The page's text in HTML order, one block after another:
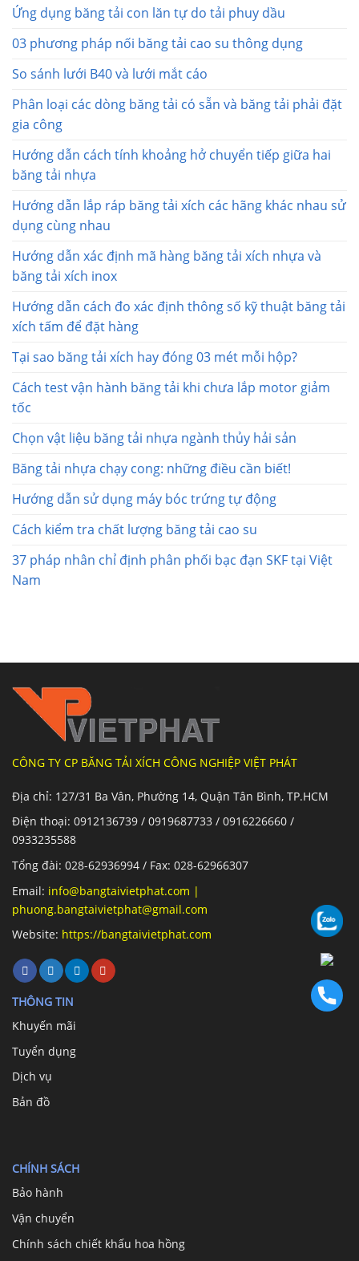
Ứng dụng băng tải con lăn tự do tải phuy dầu
03 phương pháp nối băng tải cao su thông dụng
So sánh lưới B40 và lưới mắt cáo
Phân loại các dòng băng tải có sẵn và băng tải phải đặt
gia công
Hướng dẫn cách tính khoảng hở chuyển tiếp giữa hai
băng tải nhựa
Hướng dẫn lắp ráp băng tải xích các hãng khác nhau sử
dụng cùng nhau
Hướng dẫn xác định mã hàng băng tải xích nhựa và
băng tải xích inox
Hướng dẫn cách đo xác định thông số kỹ thuật băng tải
xích tấm để đặt hàng
Tại sao băng tải xích hay đóng 03 mét mỗi hộp?
Cách test vận hành băng tải khi chưa lắp motor giảm
tốc
Chọn vật liệu băng tải nhựa ngành thủy hải sản
Băng tải nhựa chạy cong: những điều cần biết!
Hướng dẫn sử dụng máy bóc trứng tự động
Cách kiểm tra chất lượng băng tải cao su
37 pháp nhân chỉ định phân phối bạc đạn SKF tại Việt
Nam
CÔNG TY CP BĂNG TẢI XÍCH CÔNG NGHIỆP VIỆT PHÁT
Địa chỉ: 127/31 Ba Vân, Phường 14, Quận Tân Bình, TP.HCM
Điện thoại: 0912136739 / 0919687733 / 0916226660 /
0933235588
Tổng đài: 028-62936994 / Fax: 028-62966307
Email: info@bangtaivietphat.com |
phuong.bangtaivietphat@gmail.com
Website: https://bangtaivietphat.com
THÔNG TIN
Khuyến mãi
Tuyển dụng
Dịch vụ
Bản đồ
CHÍNH SÁCH
Bảo hành
Vận chuyển
Chính sách chiết khấu hoa hồng